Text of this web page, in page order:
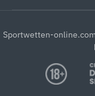
Sportwetten-